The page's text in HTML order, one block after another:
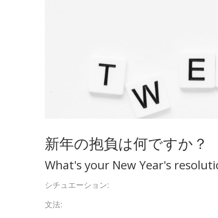
新年の抱負は何ですか？
What's your New Year's
シチュエーション:
文法: